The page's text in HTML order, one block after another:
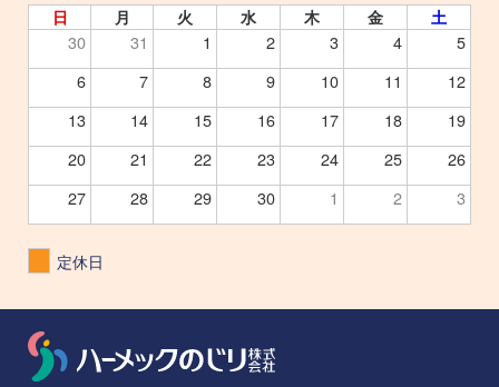
日 月 火 水 木 金 土
30 31 1 2 3 4
5
6
7 8 9 10 11
12
13
14 15 16 17 18
19
20
21 22 23 24 25
26
27
28 29 30 1 2 3
定休日